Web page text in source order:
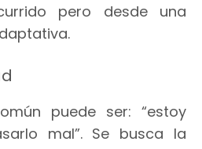
pero desde una
puede ser: “estoy
mal”. Se busca la